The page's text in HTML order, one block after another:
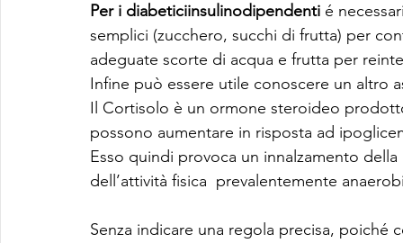
Per i diabeticiinsulinodipendenti é
semplici (zucchero, succhi di frutta) per
adeguate scorte di acqua e frutta per
Infine può essere utile conoscere un altro
Il Cortisolo è un ormone steroideo
possono aumentare in risposta ad
Esso quindi provoca un innalzamento
dell’attività fisica  prevalentemente
Senza indicare una regola precisa,